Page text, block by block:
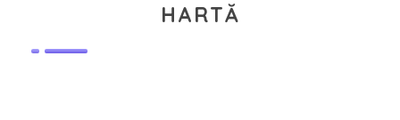
HARTĂ